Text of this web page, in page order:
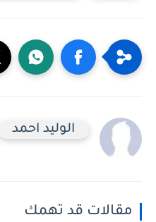
الوليد احمد
مقالات قد تهمك